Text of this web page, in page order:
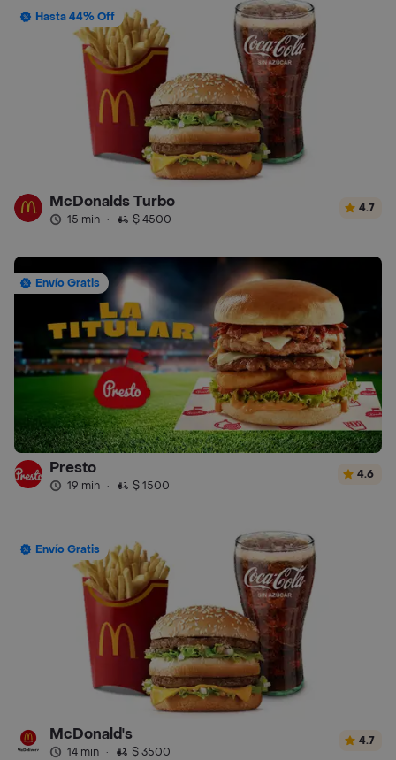
Hasta 44% Off
McDonalds Turbo
15 min · $ 4500
4.7
Envío Gratis
Presto
19 min · $ 1500
4.6
Envío Gratis
McDonald's
14 min · $ 3500
4.7